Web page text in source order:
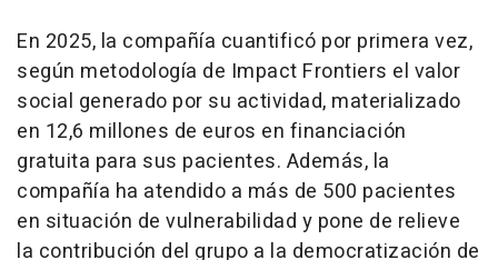
En 2025, la compañía cuantificó por primera vez,
según metodología de Impact Frontiers el valor
social generado por su actividad, materializado
en 12,6 millones de euros en financiación
gratuita para sus pacientes. Además, la
compañía ha atendido a más de 500 pacientes
en situación de vulnerabilidad y pone de relieve
la contribución del grupo a la democratización de